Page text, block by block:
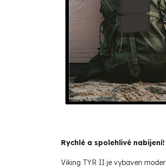
Rychlé a spolehlivé nabíjení!
Viking TYR II je vybaven